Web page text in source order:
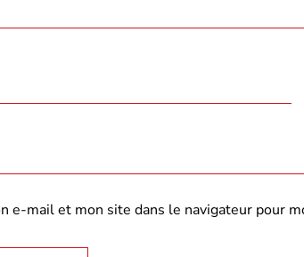
e-mail et mon site dans le navigateur pour